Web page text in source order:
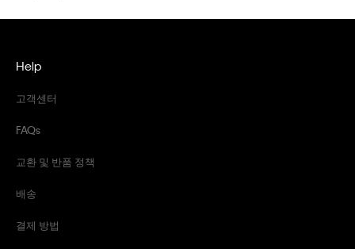
Help
고객센터
FAQs
교환 및 반품 정책
배송
결제 방법